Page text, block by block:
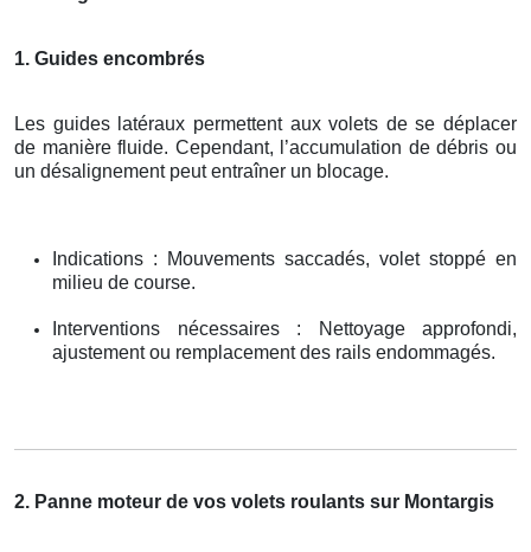
1. Guides encombrés
Les guides latéraux permettent aux volets de se déplacer
de manière fluide. Cependant, l’accumulation de débris ou
un désalignement peut entraîner un blocage.
Indications : Mouvements saccadés, volet stoppé en
milieu de course.
Interventions nécessaires : Nettoyage approfondi,
ajustement ou remplacement des rails endommagés.
2. Panne moteur de vos volets roulants sur Montargis